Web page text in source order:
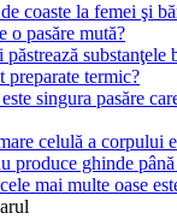
coaste la femei şi
o pasăre mută?
substanţele
preparate termic?
singura pasăre
celulă a corpului
produce ghinde până
mai multe oase